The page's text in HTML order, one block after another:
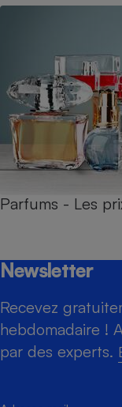
Parfums - Les
Newsletter
Recevez
hebdomadaire !
par des experts.